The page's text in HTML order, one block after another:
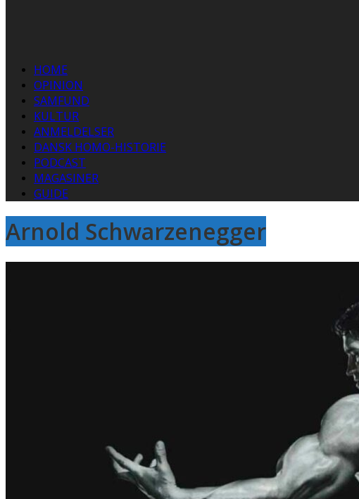
HOME
OPINION
SAMFUND
KULTUR
ANMELDELSER
DANSK HOMO-HISTORIE
PODCAST
MAGASINER
GUIDE
Arnold Schwarzenegger